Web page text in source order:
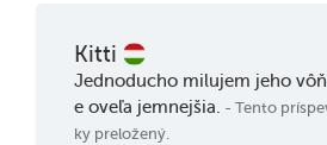
Kitti
Jednoducho milujem jeho
e oveľa jemnejšia. - Tento
ky preložený.